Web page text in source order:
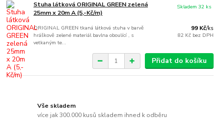
Stuha látková ORIGINAL GREEN zelená
25mm x 20m A (5,-Kč/m)
ORIGINAL GREEN tkaná látková stuha v barvě
hráškově zelené materiál bavlna oboulící , s
vetkaným te...
99 Kč/ks
82 Kč bez DPH
Skladem 32 ks
Přidat do košíku
Vše skladem
více jak 300.000 kusů skladem ihned k odběru